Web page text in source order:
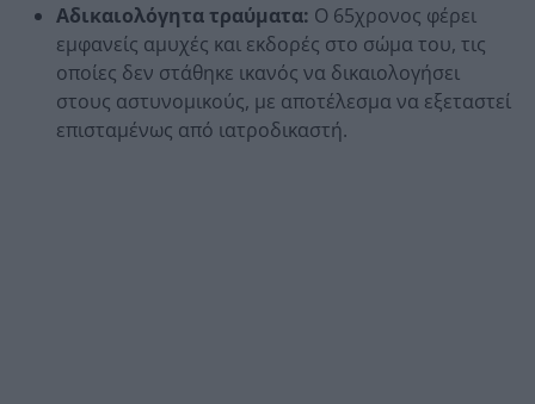
Αδικαιολόγητα τραύματα: Ο 65χρονος φέρει
εμφανείς αμυχές και εκδορές στο σώμα του, τις
οποίες δεν στάθηκε ικανός να δικαιολογήσει
στους αστυνομικούς, με αποτέλεσμα να εξεταστεί
επισταμένως από ιατροδικαστή.